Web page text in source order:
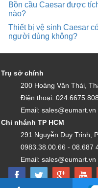
Bồn cầu Caesar được
nào?
Thiết bị vệ sinh Caesar
người dùng không?
Trụ sở chính
200 Hoàng Văn Thái,
Điện thoại:
Email: sales@eumart.vn
Chi nhánh TP HCM
291 Nguyễn Duy Trinh,
0983.38.00.66 - 08.687
Email: sales@eumart.vn